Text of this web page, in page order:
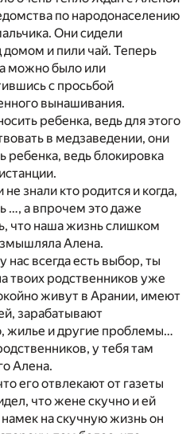
по народонаселению
Они сидели
и пили чай. Теперь
можно было или
с просьбой
вынашивания.
ребенка, ведь для этого
в медзаведении, они
ребенка, ведь блокировка
знали кто родится и когда,
…, а впрочем это даже
что наша жизнь слишком
Алена.
нас всегда есть выбор, ты
твоих родственников уже
живут в Арании, имеют
зарабатывают
жилье и другие проблемы…
у тебя там
Алена.
его отвлекают от газеты
что жене скучно и ей
на скучную жизнь он